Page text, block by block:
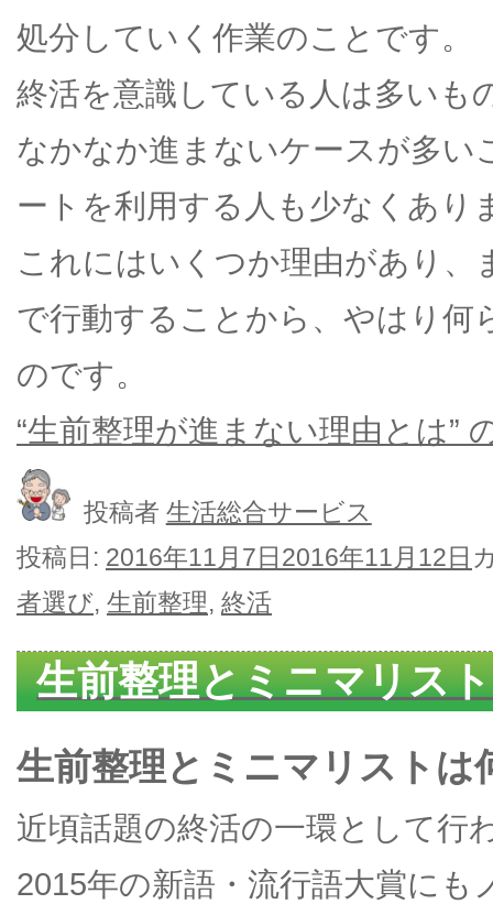
処分していく作業のことです。
終活を意識している人は多いも
なかなか進まないケースが多い
ートを利用する人も少なくあり
これにはいくつか理由があり
で行動することから、やはり
のです。
“生前整理が進まない理由とは”
投稿者 生活総合サービス
投稿日: 2016年11月7日2016年11月12日
者選び, 生前整理, 終活
生前整理とミニマリス
生前整理とミニマリストは
近頃話題の終活の一環として行
2015年の新語・流行語大賞にも